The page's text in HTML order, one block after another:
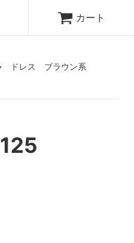
カート
ドレス ブラウン系